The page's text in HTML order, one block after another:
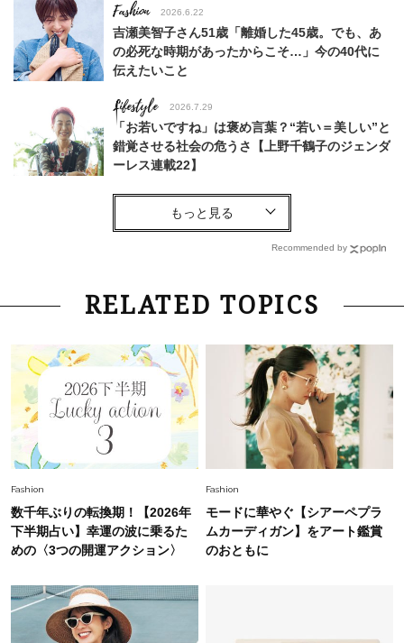
Fashion 2026.6.22
吉瀬美智子さん51歳「離婚した45歳。でも、あ
の必死な時期があったからこそ…」今の40代に
伝えたいこと
Lifestyle 2026.7.29
「お若いですね」は褒め言葉？“若い＝美しい”と
錯覚させる社会の危うさ【上野千鶴子のジェンダ
ーレス連載22】
Lifestyle
梅宮アンナさん 電撃婚から1年、家族の価値観
Fashion 2026.6.12
中村ゆりさん「40代になり、やっと“仕事以外の
Fashion 2026.7.16
白黒でもこんなに華やぐ！40代、夏の「甘めト
ップス×パンツ」コーデ〈3選〉
40代の夏通勤はこれ１着！「きちんと感」も
「オシャレ」も整うトレンドトップス〈4選〉
Fashion
初夏はこれさえあれば！40代は【淡色ワンピ】
で即涼しげ＆上品見え〈3選〉
Recommended by
RELATED TOPICS
Fashion
数千年ぶりの転換期！【2026年
下半期占い】幸運の波に乗るた
めの〈3つの開運アクション〉
Fashion
モードに華やぐ【シアーペプラ
ムカーディガン】をアート鑑賞
のおともに